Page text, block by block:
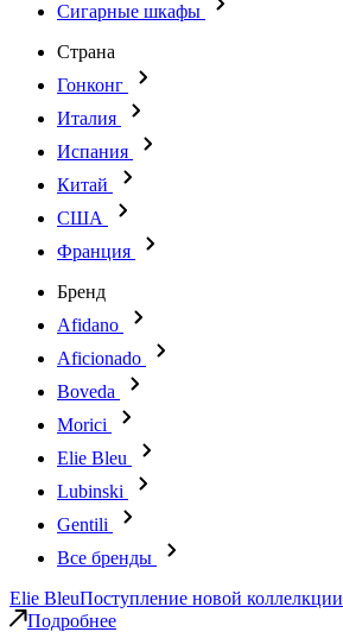
Сигарные шкафы
Страна
Гонконг
Италия
Испания
Китай
США
Франция
Бренд
Afidano
Aficionado
Boveda
Morici
Elie Bleu
Lubinski
Gentili
Все бренды
Elie BleuПоступление новой коллелкции
Подробнее